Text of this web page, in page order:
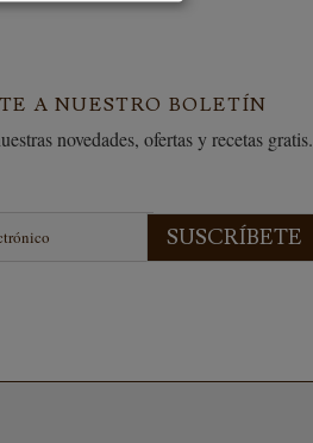
A NUESTRO BOLETÍN
novedades, ofertas y recetas gratis.
SUSCRÍBETE